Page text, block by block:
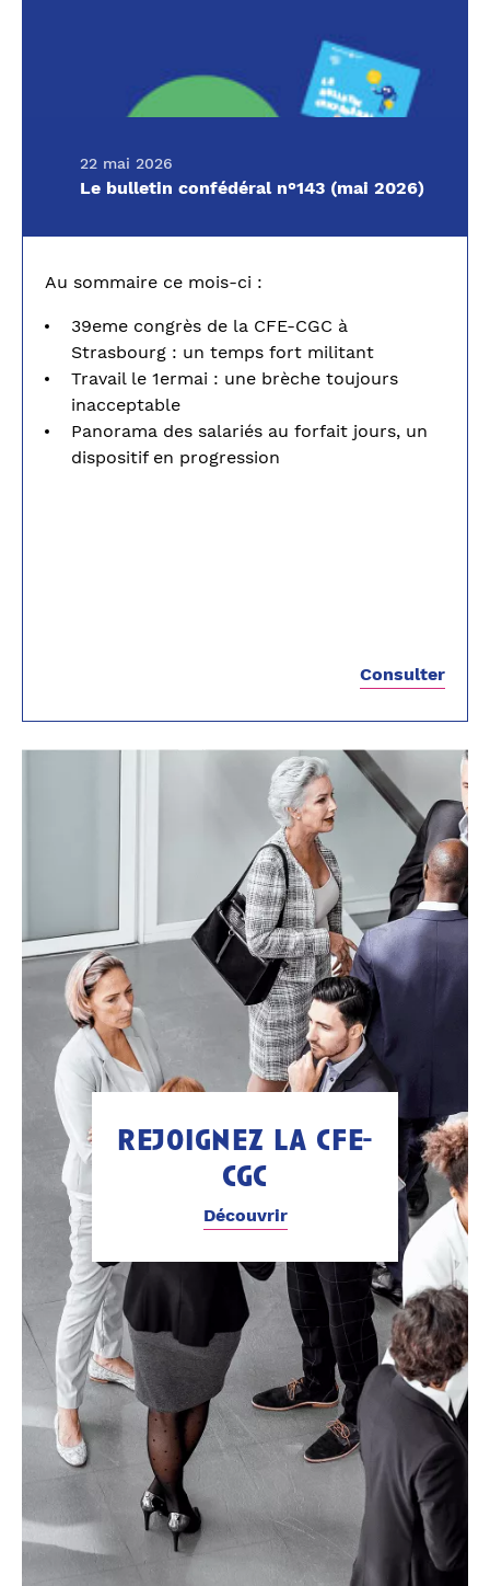
22 mai 2026
Le bulletin confédéral n°143 (mai 2026)
Au sommaire ce mois-ci :
39eme congrès de la CFE-CGC à
Strasbourg : un temps fort militant
Travail le 1ermai : une brèche toujours
inacceptable
Panorama des salariés au forfait jours, un
dispositif en progression
Consulter
rejoignez la cfe-
cgc
Découvrir